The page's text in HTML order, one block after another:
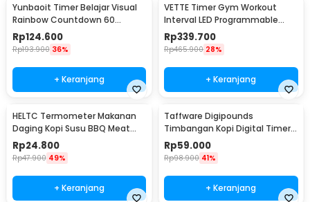
Yunbaoit Timer Belajar Visual
Rainbow Countdown 60
Minutes - VT01
Rp124.600
Rp193.900 36%
+ Keranjang
VETTE Timer Gym Workout
Interval LED Programmable
Remote Control - VT-40
Rp339.700
Rp465.900 28%
+ Keranjang
HELTC Termometer Makanan
Daging Kopi Susu BBQ Meat
Temperature Analog - EC1
Rp24.800
Rp47.900 49%
+ Keranjang
Taffware Digipounds
Timbangan Kopi Digital Timer
Coffee Scale 0.1g 3kg - MS-K07
Rp59.000
Rp98.900 41%
+ Keranjang